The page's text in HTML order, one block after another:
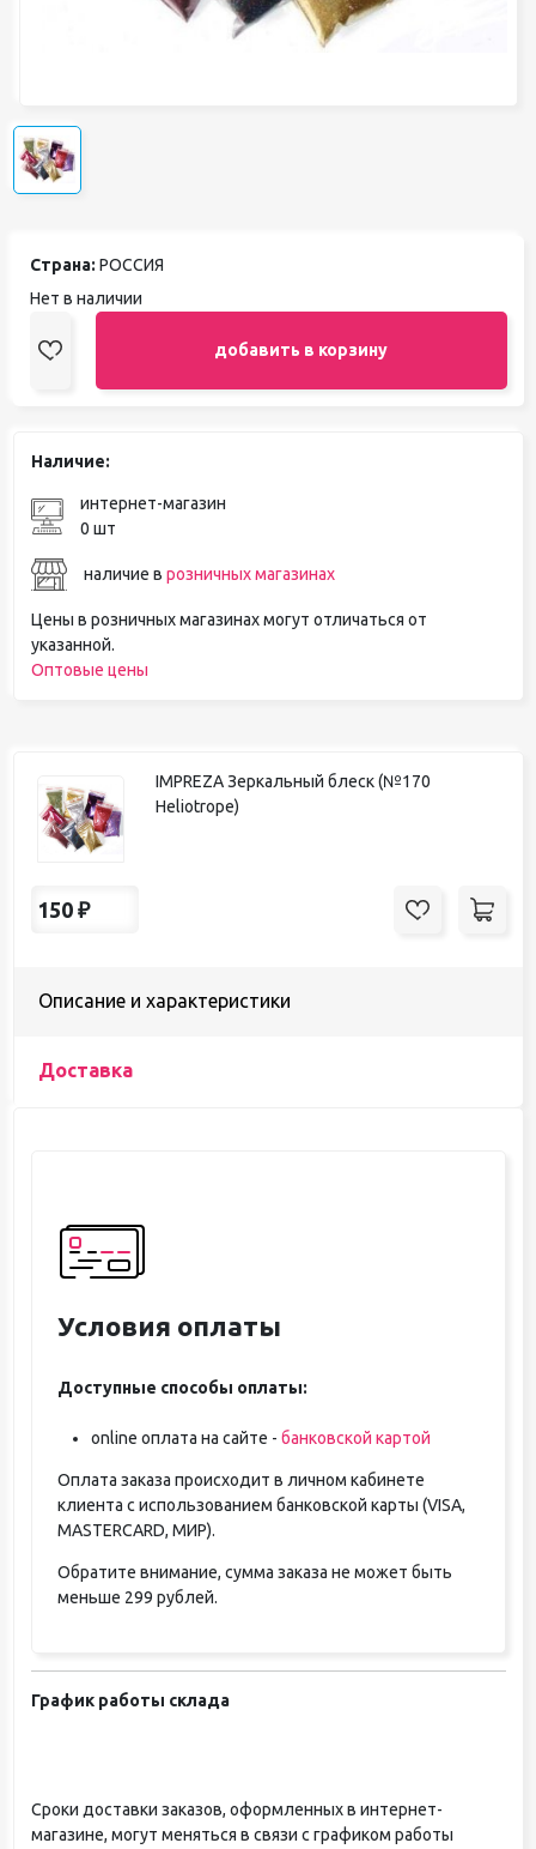
Страна: РОССИЯ
Нет в наличии
добавить в корзину
Наличие:
интернет-магазин
0 шт
наличие в розничных магазинах
Цены в розничных магазинах могут отличаться от
указанной.
Оптовые цены
IMPREZA Зеркальный блеск (№170
Heliotrope)
150 ₽
Описание и характеристики
Доставка
Условия оплаты
Доступные способы оплаты:
online оплата на сайте - банковской картой
Оплата заказа происходит в личном кабинете
клиента с использованием банковской карты (VISA,
MASTERCARD, МИР).
Обратите внимание, сумма заказа не может быть
меньше 299 рублей.
График работы склада
Сроки доставки заказов, оформленных в интернет-
магазине, могут меняться в связи с графиком работы